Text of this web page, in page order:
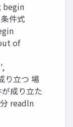
begin
件式
of
り立つ 場
成り立た
readln